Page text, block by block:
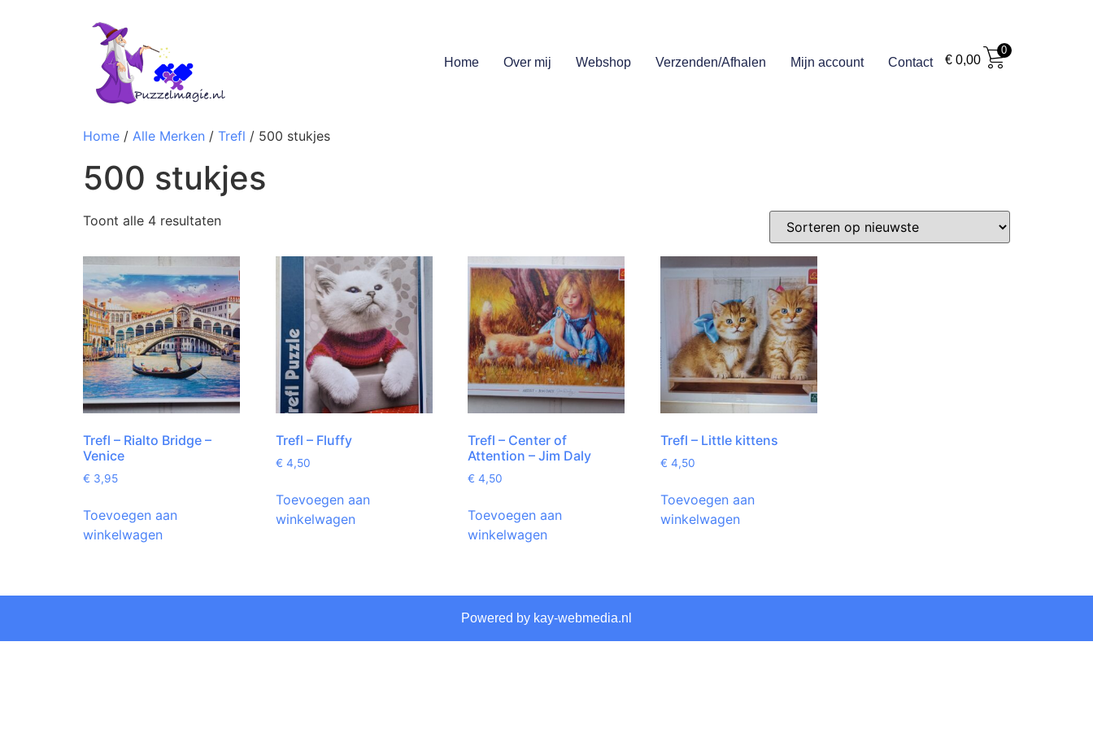
Home Over mij Webshop Verzenden/Afhalen Mijn account Contact €0,00
0
Home / Alle Merken / Trefl / 500 stukjes
500 stukjes
Toont alle 4 resultaten
Trefl – Rialto Bridge –
Venice
€ 3,95
Toevoegen aan
winkelwagen
Trefl – Fluffy
€ 4,50
Toevoegen aan
winkelwagen
Trefl – Center of
Attention – Jim Daly
€ 4,50
Toevoegen aan
winkelwagen
Trefl – Little kittens
€ 4,50
Toevoegen aan
winkelwagen
Powered by kay-webmedia.nl